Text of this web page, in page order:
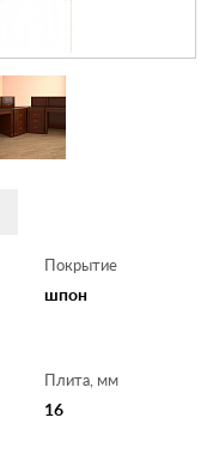
Покрытие
шпон
Плита, мм
16